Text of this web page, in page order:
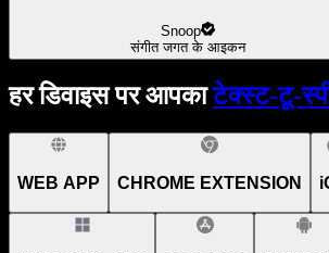
Snoop
संगीत जगत के आइकन
हर डिवाइस पर आपकाटेक्स्ट-टू-
WEB APP CHROME EXTENSION